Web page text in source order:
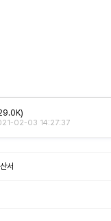
02-03 14:27:37
서